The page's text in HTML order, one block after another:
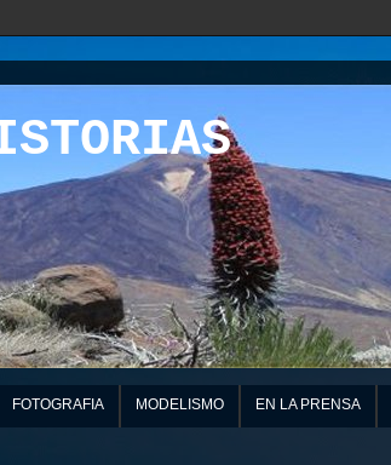
FOTOGRAFIA MODELISMO EN LA PRENSA